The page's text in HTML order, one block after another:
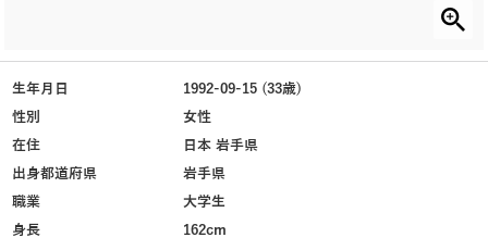
生年月日
1992-09-15 (33歳)
性別
女性
在住
日本 岩手県
出身都道府県
岩手県
職業
大学生
身長
162cm